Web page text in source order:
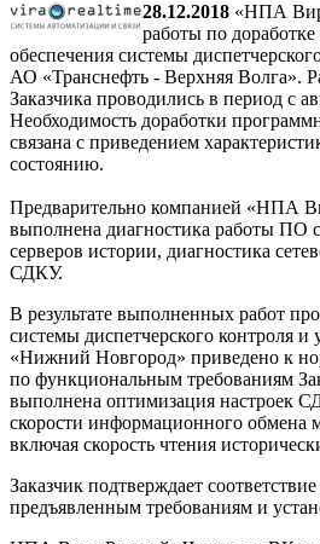
28.12.2018 «НПА
работы по
обеспечения системы
АО «Транснефть - Верхняя Волга».
Заказчика проводились в период с
Необходимость доработки
связана с приведением
состоянию.
Предварительно компанией «НПА
выполнена диагностика работы ПО
серверов истории, диагностика
СДКУ.
В результате выполненных работ
системы диспетчерского контроля
«Нижний Новгород» приведено к
по функциональным требованиям
выполнена оптимизация настроек
скорости информационного
включая скорость чтения
Заказчик подтверждает
предъявленным требованиям и